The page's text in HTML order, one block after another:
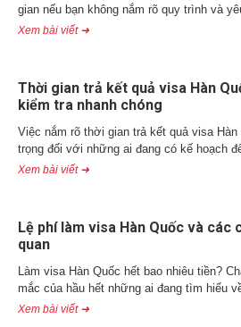
gian nếu bạn không nắm rõ quy trình và
Xem bài viết ➜
Thời gian trả kết quả visa Hàn
kiểm tra nhanh chóng
Việc nắm rõ thời gian trả kết quả visa Hàn
trọng đối với những ai đang có kế hoạch
Xem bài viết ➜
Lệ phí làm visa Hàn Quốc và các
quan
Làm visa Hàn Quốc hết bao nhiêu tiền?
mắc của hầu hết những ai đang tìm hiểu
Xem bài viết ➜